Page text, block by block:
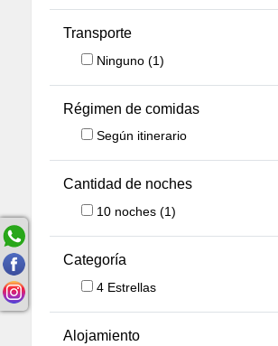
Transporte
Ninguno (1)
Régimen de comidas
Según itinerario
Cantidad de noches
10 noches (1)
Categoría
4 Estrellas
Alojamiento